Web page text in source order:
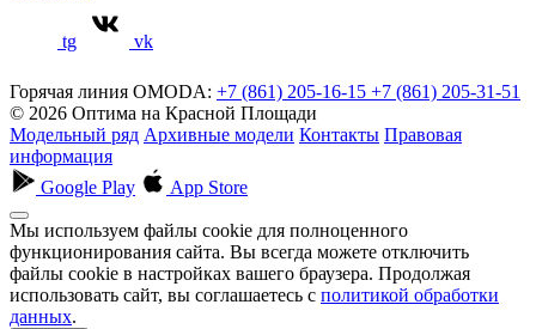
tg vk
Горячая линия OMODA: +7 (861) 205-16-15 +7 (861) 205-31-51
© 2026 Оптима на Красной Площади
Модельный ряд Архивные модели Контакты Правовая
информация
Google Play
App Store
Мы используем файлы cookie для полноценного
функционирования сайта. Вы всегда можете отключить
файлы cookie в настройках вашего браузера. Продолжая
использовать сайт, вы соглашаетесь с политикой обработки
данных.